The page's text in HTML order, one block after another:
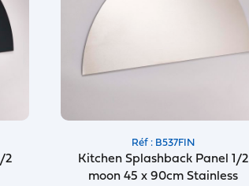
2
Réf : B537FIN
Kitchen Splashback Panel 1/2
moon 45 x 90cm Stainless